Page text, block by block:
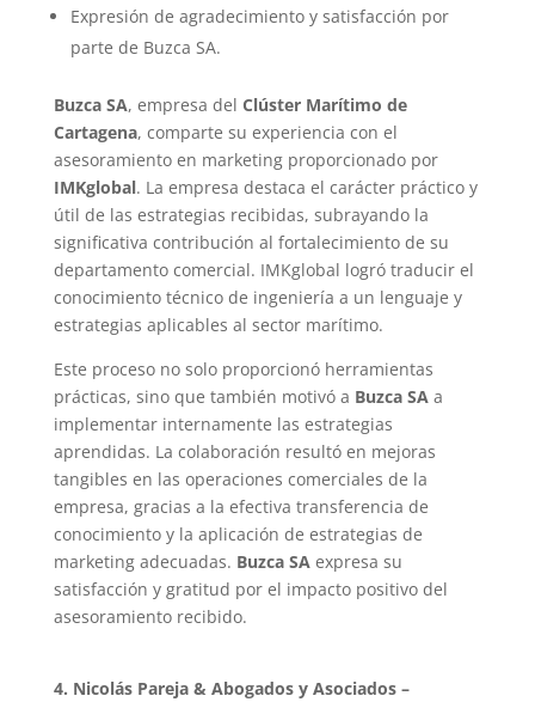
Expresión de agradecimiento y satisfacción por
parte de Buzca SA.
Buzca SA, empresa del Clúster Marítimo de
Cartagena, comparte su experiencia con el
asesoramiento en marketing proporcionado por
IMKglobal. La empresa destaca el carácter práctico y
útil de las estrategias recibidas, subrayando la
significativa contribución al fortalecimiento de su
departamento comercial. IMKglobal logró traducir el
conocimiento técnico de ingeniería a un lenguaje y
estrategias aplicables al sector marítimo.
Este proceso no solo proporcionó herramientas
prácticas, sino que también motivó a Buzca SAa
implementar internamente las estrategias
aprendidas. La colaboración resultó en mejoras
tangibles en las operaciones comerciales de la
empresa, gracias a la efectiva transferencia de
conocimiento y la aplicación de estrategias de
marketing adecuadas. Buzca SAexpresa su
satisfacción y gratitud por el impacto positivo del
asesoramiento recibido.
4. Nicolás Pareja & Abogados y Asociados –